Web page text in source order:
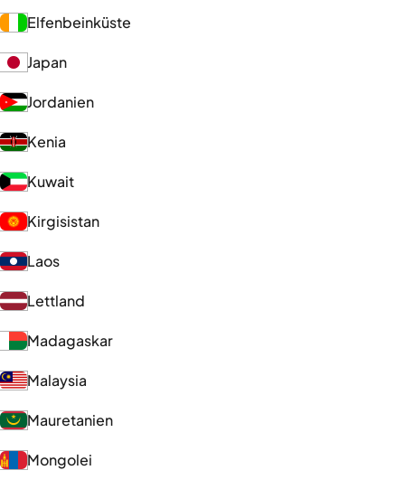
Elfenbeinküste
Japan
Jordanien
Kenia
Kuwait
Kirgisistan
Laos
Lettland
Madagaskar
Malaysia
Mauretanien
Mongolei